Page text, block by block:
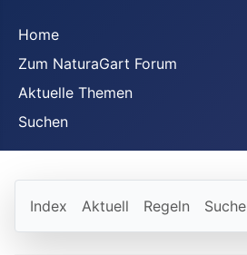
Home
Zum NaturaGart Forum
Aktuelle Themen
Suchen
Index Aktuell Regeln Suche